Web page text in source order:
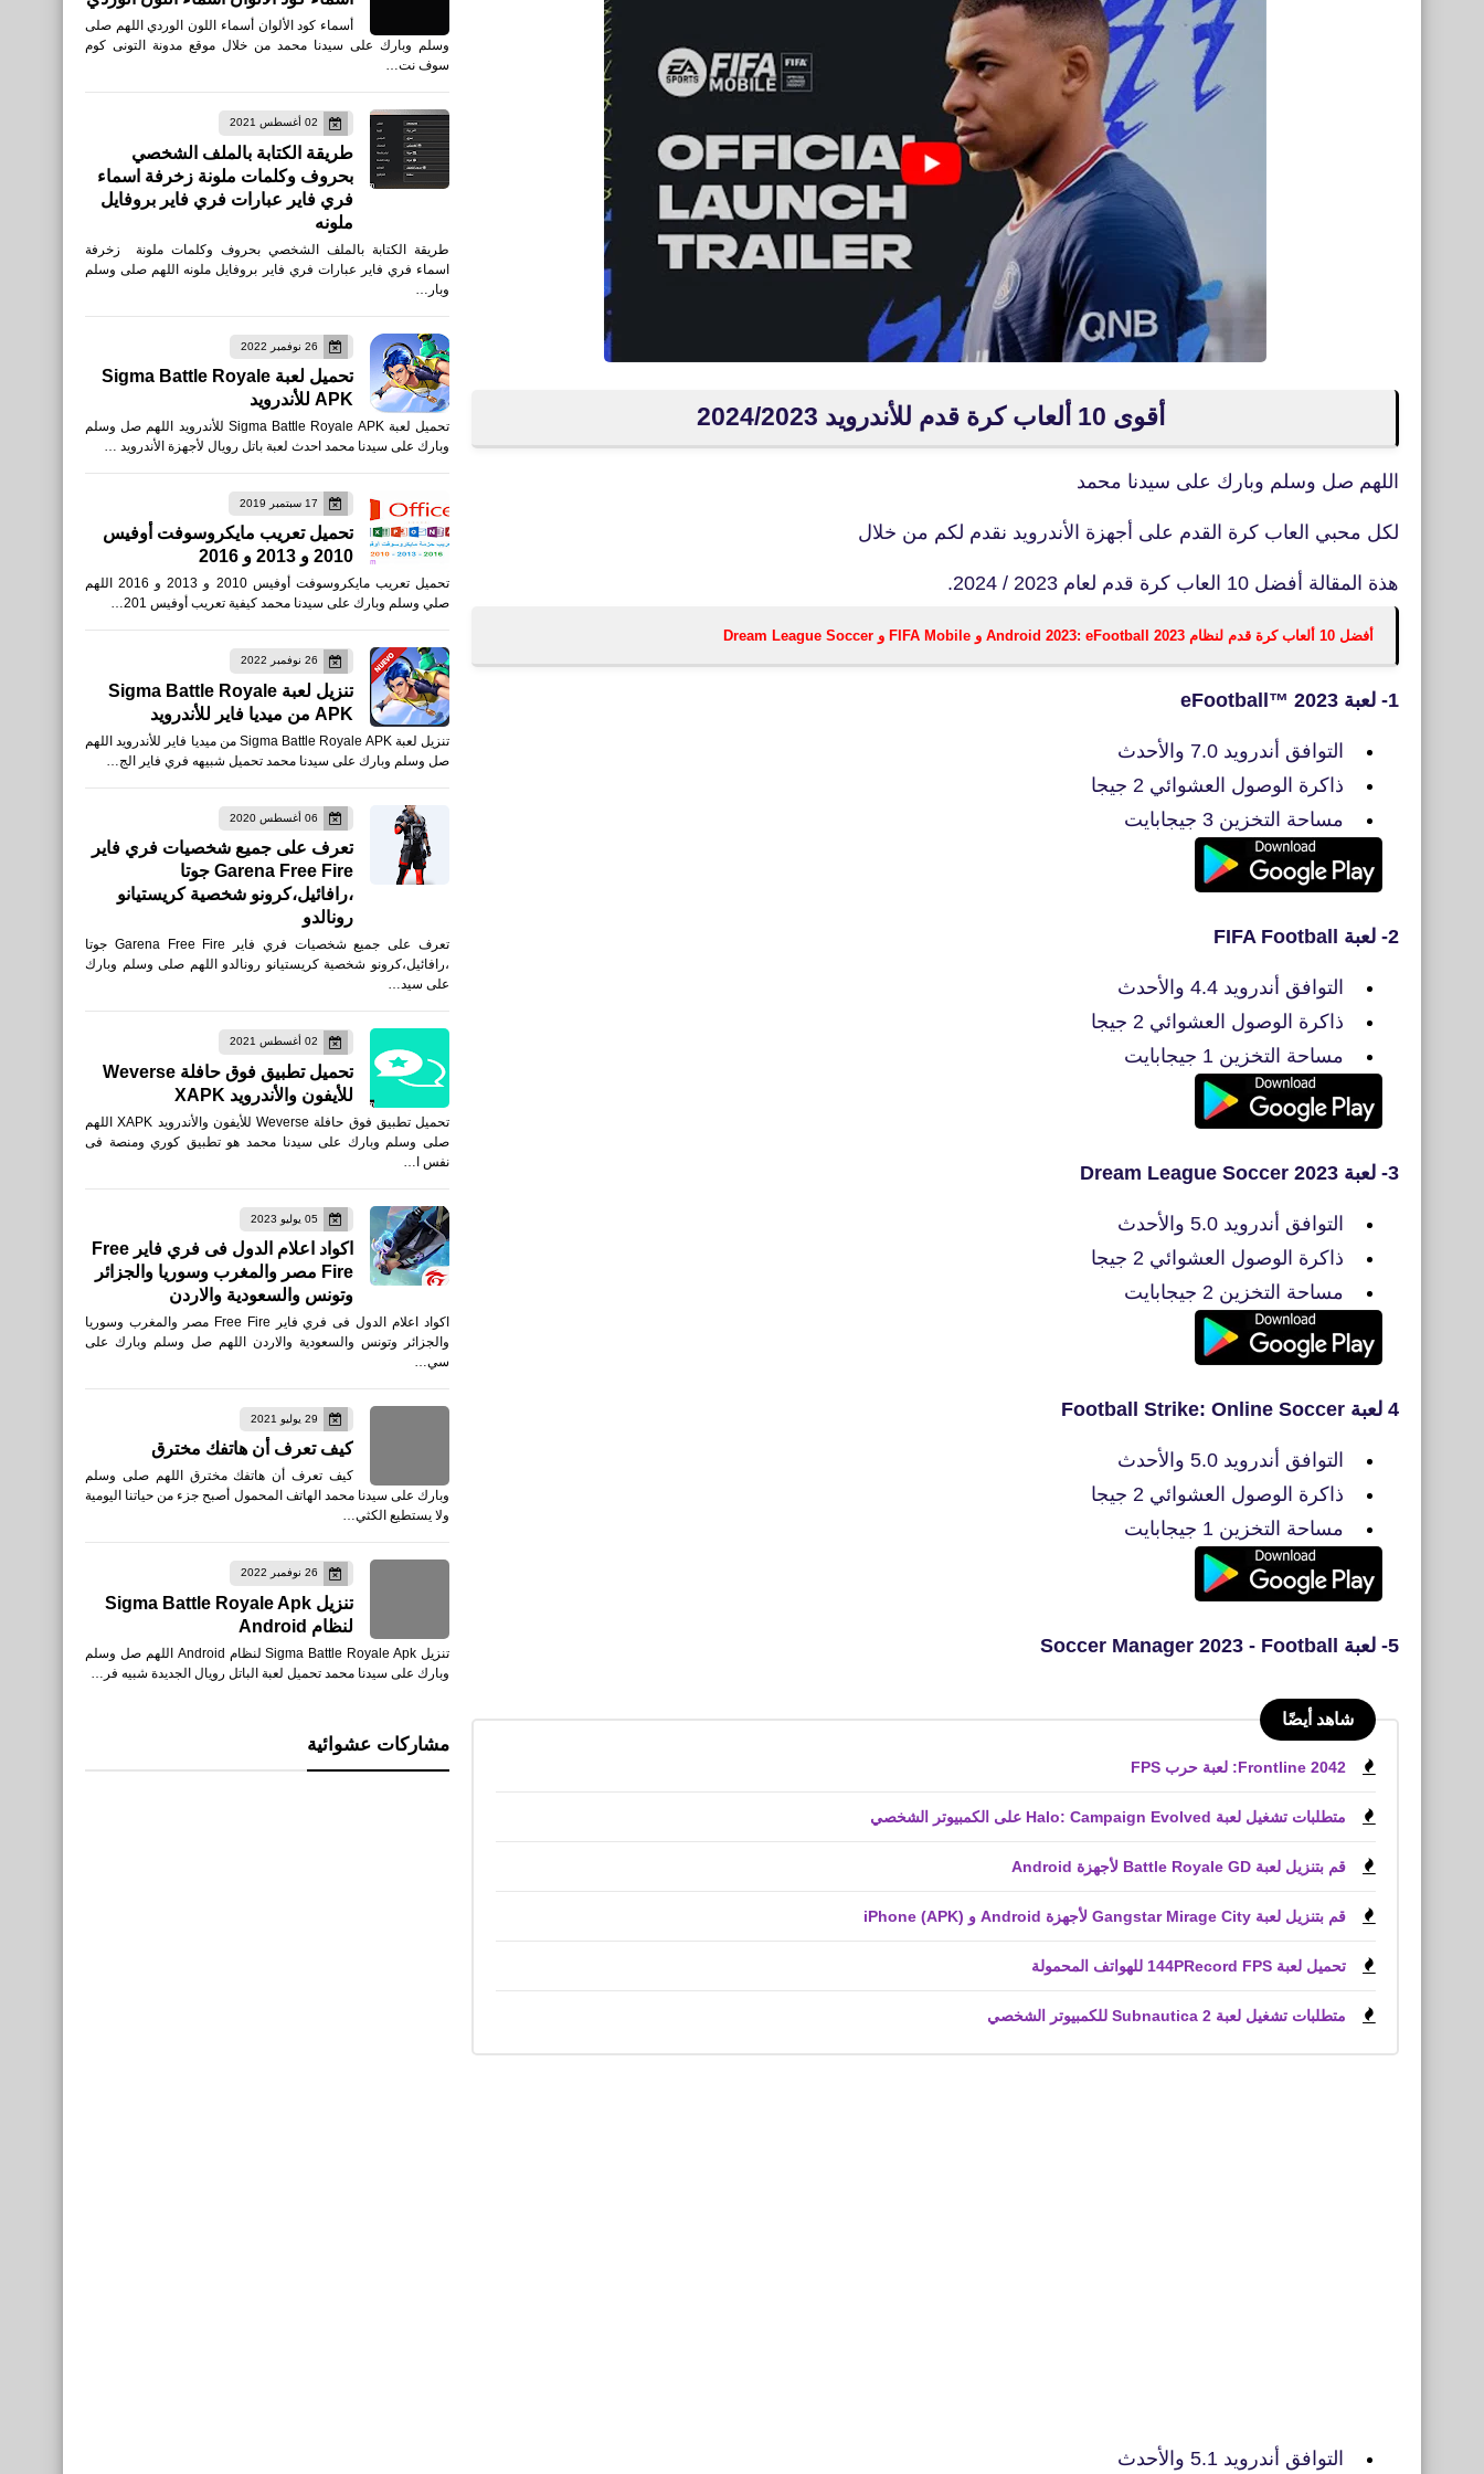
أقوى 10 ألعاب كرة قدم للأندرويد 2024/2023
اللهم صل وسلم وبارك على سيدنا محمد
لكل محبي العاب كرة القدم على أجهزة الأندرويد نقدم لكم من خلال
هذة المقالة أفضل 10 العاب كرة قدم لعام 2023 / 2024.
أفضل 10 ألعاب كرة قدم لنظام Android 2023: eFootball 2023 و FIFA Mobile و Dream League Soccer
1- لعبة eFootball™ 2023
التوافق أندرويد 7.0 والأحدث
ذاكرة الوصول العشوائي 2 جيجا
مساحة التخزين 3 جيجابايت
2- لعبة FIFA Football
التوافق أندرويد 4.4 والأحدث
ذاكرة الوصول العشوائي 2 جيجا
مساحة التخزين 1 جيجابايت
3- لعبة Dream League Soccer 2023
التوافق أندرويد 5.0 والأحدث
ذاكرة الوصول العشوائي 2 جيجا
مساحة التخزين 2 جيجابايت
4 لعبة Football Strike: Online Soccer
التوافق أندرويد 5.0 والأحدث
ذاكرة الوصول العشوائي 2 جيجا
مساحة التخزين 1 جيجابايت
5- لعبة Soccer Manager 2023 - Football
شاهد أيضًا
Frontline 2042: لعبة حرب FPS
متطلبات تشغيل لعبة Halo: Campaign Evolved على الكمبيوتر الشخصي
قم بتنزيل لعبة Battle Royale GD لأجهزة Android
قم بتنزيل لعبة Gangstar Mirage City لأجهزة Android و iPhone (APK)
تحميل لعبة 144PRecord FPS للهواتف المحمولة
متطلبات تشغيل لعبة Subnautica 2 للكمبيوتر الشخصي
التوافق أندرويد 5.1 والأحدث
أسماء كود الألوان أسماء اللون الوردي اللهم صلى
وسلم وبارك على سيدنا محمد من خلال موقع مدونة التونى كوم
سوف نت…
02 أغسطس 2021
طريقة الكتابة بالملف الشخصي
بحروف وكلمات ملونة زخرفة اسماء
فري فاير عبارات فري فاير بروفايل
ملونه
طريقة الكتابة بالملف الشخصي بحروف وكلمات ملونة زخرفة
اسماء فري فاير عبارات فري فاير بروفايل ملونه اللهم صلى وسلم
وبار…
26 نوفمبر 2022
تحميل لعبة Sigma Battle Royale
APK للأندرويد
تحميل لعبة Sigma Battle Royale APK للأندرويد اللهم صل وسلم
وبارك على سيدنا محمد احدث لعبة باتل رويال لأجهزة الأندرويد …
17 سبتمبر 2019
تحميل تعريب مايكروسوفت أوفيس
2010 و 2013 و 2016
تحميل تعريب مايكروسوفت أوفيس 2010 و 2013 و 2016 اللهم
صلي وسلم وبارك على سيدنا محمد كيفية تعريب أوفيس 201…
26 نوفمبر 2022
تنزيل لعبة Sigma Battle Royale
APK من ميديا فاير للأندرويد
تنزيل لعبة Sigma Battle Royale APK من ميديا فاير للأندرويد اللهم
صل وسلم وبارك على سيدنا محمد تحميل شبيهه فري فاير الج…
06 أغسطس 2020
تعرف على جميع شخصيات فري فاير
Garena Free Fire جوتا
،رافائيل،كرونو شخصية كريستيانو
رونالدو
تعرف على جميع شخصيات فري فاير Garena Free Fire جوتا
،رافائيل،كرونو شخصية كريستيانو رونالدو اللهم صلى وسلم وبارك
على سيد…
02 أغسطس 2021
تحميل تطبيق فوق حافلة Weverse
للأيفون والأندرويد XAPK
تحميل تطبيق فوق حافلة Weverse للأيفون والأندرويد XAPK اللهم
صلى وسلم وبارك على سيدنا محمد هو تطبيق كوري ومنصة فى
نفس ا…
05 يوليو 2023
اكواد اعلام الدول فى فري فاير Free
Fire مصر والمغرب وسوريا والجزائر
وتونس والسعودية والاردن
اكواد اعلام الدول فى فري فاير Free Fire مصر والمغرب وسوريا
والجزائر وتونس والسعودية والاردن اللهم صل وسلم وبارك على
سي…
29 يوليو 2021
كيف تعرف أن هاتفك مخترق
كيف تعرف أن هاتفك مخترق اللهم صلى وسلم
وبارك على سيدنا محمد الهاتف المحمول أصبح جزء من حياتنا اليومية
ولا يستطيع الكثي…
26 نوفمبر 2022
تنزيل Sigma Battle Royale Apk
لنظام Android
تنزيل Sigma Battle Royale Apk لنظام Android اللهم صل وسلم
وبارك على سيدنا محمد تحميل لعبة الباتل رويال الجديدة شبيه فر…
مشاركات عشوائية